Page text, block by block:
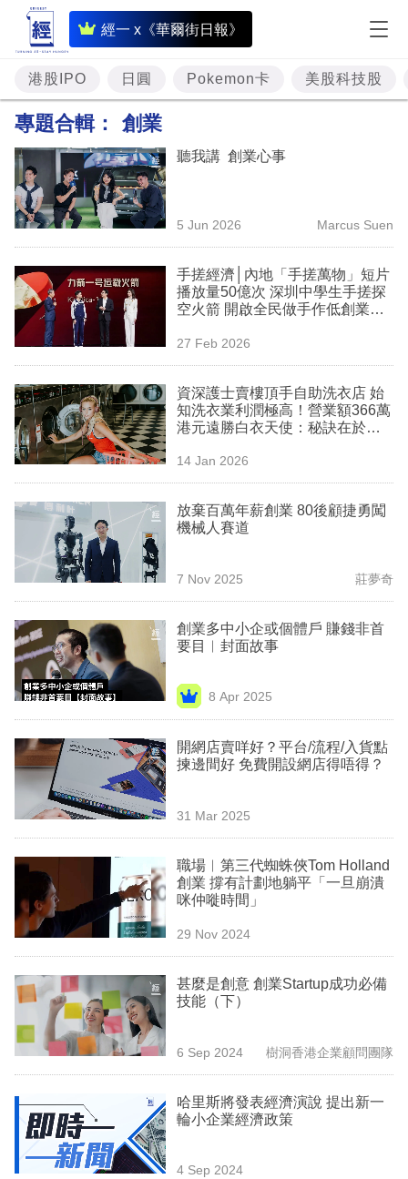
經一 x《華爾街日報》
即
時
財
經
題
投
資
樓
市
理
商
業
科
技
職
場
生
時
事
欄
訂
閱
區
港股IPO 日圓 Pokemon卡 美股科技股
專題合輯： 創業
聽我講 創業心事
5 Jun 2026 Marcus Suen
手搓經濟│內地「手搓萬物」短片
播放量50億次 深圳中學生手搓探
空火箭 開啟全民做手作低創業門
27 Feb 2026
資深護士賣樓頂手自助洗衣店 始
知洗衣業利潤極高！營業額366萬
港元遠勝白衣天使：秘訣在於
14 Jan 2026
放棄百萬年薪創業 80後顧捷勇闖
機械人賽道
7 Nov 2025 莊夢奇
創業多中小企或個體戶 賺錢非首
要目︳封面故事
8 Apr 2025
開網店賣咩好？平台/流程/入貨點
揀邊間好 免費開設網店得唔得？
31 Mar 2025
職場︳第三代蜘蛛俠Tom Holland
創業 撐有計劃地躺平「一旦崩潰
咪仲嘥時間」
29 Nov 2024
甚麼是創意 創業Startup成功必備
技能（下）
6 Sep 2024 樹洞香港企業顧問團隊
哈里斯將發表經濟演說 提出新一
輪小企業經濟政策
4 Sep 2024